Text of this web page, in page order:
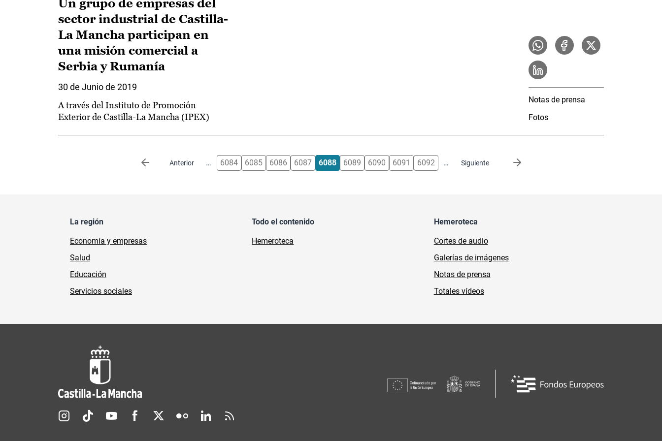
Un grupo de empresas del
sector industrial de Castilla-
La Mancha participan en
una misión comercial a
Serbia y Rumanía
30 de Junio de 2019
A través del Instituto de Promoción
Exterior de Castilla-La Mancha (IPEX)
Notas de prensa
Fotos
Anterior
Página anterior … 6084 6085 6086 6087 6088 6089 6090 6091 6092 … Siguiente
Siguiente página
La región
Economía y empresas
Salud
Educación
Servicios sociales
Todo el contenido
Hemeroteca
Hemeroteca
Cortes de audio
Galerías de imágenes
Notas de prensa
Totales vídeos
Redes sociales JCCM